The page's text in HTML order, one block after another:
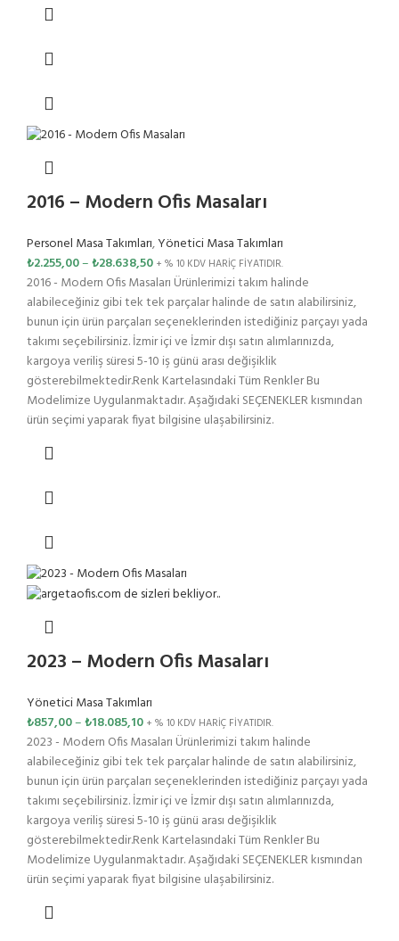
2016 – Modern Ofis Masaları
Personel Masa Takımları,Yönetici Masa Takımları
₺2.255,00–₺28.638,50 + % 10 KDV HARİÇ FİYATIDIR.
2016 - Modern Ofis Masaları Ürünlerimizi takım halinde
alabileceğiniz gibi tek tek parçalar halinde de satın alabilirsiniz,
bunun için ürün parçaları seçeneklerinden istediğiniz parçayı yada
takımı seçebilirsiniz. İzmir içi ve İzmir dışı satın alımlarınızda,
kargoya veriliş süresi 5-10 iş günü arası değişiklik
gösterebilmektedir.Renk Kartelasındaki Tüm Renkler Bu
Modelimize Uygulanmaktadır. Aşağıdaki SEÇENEKLER kısmından
ürün seçimi yaparak fiyat bilgisine ulaşabilirsiniz.
2023 – Modern Ofis Masaları
Yönetici Masa Takımları
₺857,00–₺18.085,10 + % 10 KDV HARİÇ FİYATIDIR.
2023 - Modern Ofis Masaları Ürünlerimizi takım halinde
alabileceğiniz gibi tek tek parçalar halinde de satın alabilirsiniz,
bunun için ürün parçaları seçeneklerinden istediğiniz parçayı yada
takımı seçebilirsiniz. İzmir içi ve İzmir dışı satın alımlarınızda,
kargoya veriliş süresi 5-10 iş günü arası değişiklik
gösterebilmektedir.Renk Kartelasındaki Tüm Renkler Bu
Modelimize Uygulanmaktadır. Aşağıdaki SEÇENEKLER kısmından
ürün seçimi yaparak fiyat bilgisine ulaşabilirsiniz.